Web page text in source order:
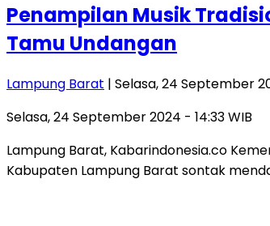
Penampilan Musik
Tamu Undangan
Lampung Barat | Selasa, 24 September
Selasa, 24 September 2024 - 14:33 WIB
Lampung Barat, Kabarindonesia.co
Kabupaten Lampung Barat sontak